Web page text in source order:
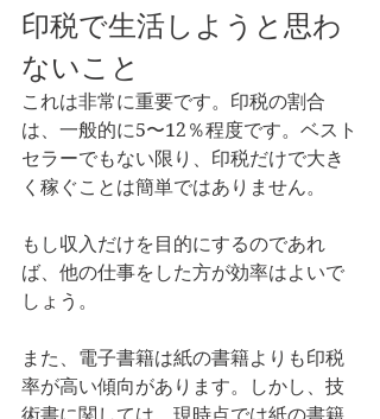
印税で生活しようと思わ
ないこと
これは非常に重要です。印税の割合
は、一般的に5〜12％程度です。ベスト
セラーでもない限り、印税だけで大き
く稼ぐことは簡単ではありません。
もし収入だけを目的にするのであれ
ば、他の仕事をした方が効率はよいで
しょう。
また、電子書籍は紙の書籍よりも印税
率が高い傾向があります。しかし、技